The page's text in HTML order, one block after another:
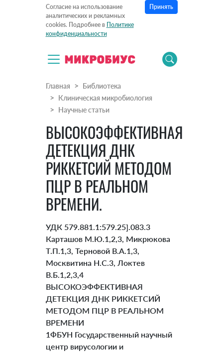
Согласие на использование
аналитических и рекламных
cookies. Подробнее в Политике
конфиденциальности
Принять
Главная
Библиотека
Клиническая микробиология
Научные статьи
ВЫСОКОЭФФЕКТИВНАЯ
ДЕТЕКЦИЯ ДНК
РИККЕТСИЙ МЕТОДОМ
ПЦР В РЕАЛЬНОМ
ВРЕМЕНИ.
УДК 579.881.1:579.25].083.3
Карташов М.Ю.1,2,3, Микрюкова
Т.П.1,3, Терновой В.А.1,3,
Москвитина Н.С.3, Локтев
В.Б.1,2,3,4
ВЫСОКОЭФФЕКТИВНАЯ
ДЕТЕКЦИЯ ДНК РИККЕТСИЙ
МЕТОДОМ ПЦР В РЕАЛЬНОМ
ВРЕМЕНИ
1ФБУН Государственный научный
центр вирусологии и